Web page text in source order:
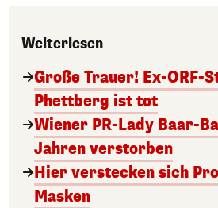
Weiterlesen
Große Trauer! Ex-ORF-
Phettberg ist tot
Wiener PR-Lady Baar-
Jahren verstorben
Hier verstecken sich
Masken